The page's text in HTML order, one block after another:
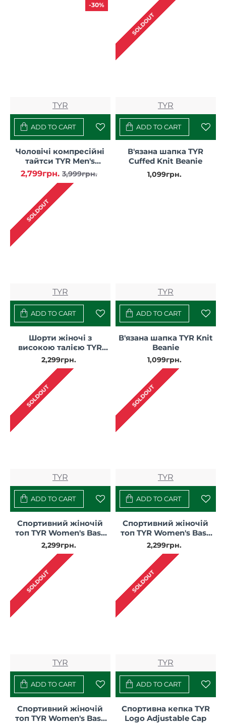
-30%
TYR
Чоловічі компресійні
тайтси TYR Men's
Compression Crop 3/4 –
Solid
2,799грн. 3,999грн.
ADD TO CART
SOLDOUT
TYR
В'язана шапка TYR
Cuffed Knit Beanie
1,099грн.
ADD TO CART
SOLDOUT
TYR
Шорти жіночі з
високою талією TYR
Women's Base Kinetic
High-Rise 2" Short - Solid
2,299грн.
ADD TO CART
TYR
В'язана шапка TYR Knit
Beanie
1,099грн.
ADD TO CART
SOLDOUT
TYR
Спортивний жіночій
топ TYR Women's Base
Kinetic High Neck Sports
Bra – Solid
2,299грн.
ADD TO CART
SOLDOUT
TYR
Спортивний жіночій
топ TYR Women's Base
Kinetic Cropped High
Neck Tank - Solid
2,299грн.
ADD TO CART
SOLDOUT
TYR
Спортивний жіночій
топ TYR Women's Base
ADD TO CART
SOLDOUT
TYR
Спортивна кепка TYR
Logo Adjustable Cap
ADD TO CART